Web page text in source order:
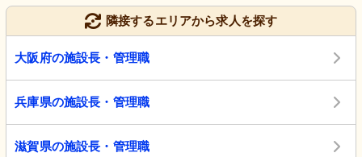
隣接するエリアから求人を探す
大阪府の施設長・管理職
兵庫県の施設長・管理職
滋賀県の施設長・管理職